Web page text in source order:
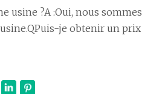
usine ?A :Oui, nous sommes
je obtenir un prix